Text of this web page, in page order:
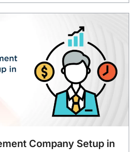
Company Setup in